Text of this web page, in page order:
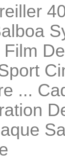
...